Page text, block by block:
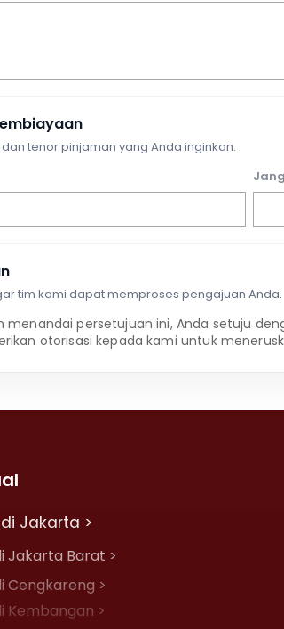
dan tenor pinjaman yang Anda inginkan.
tim kami dapat memproses pengajuan Anda.
menandai persetujuan ini, Anda setuju
otorisasi kepada kami untuk
Jakarta >
Jakarta Barat >
Cengkareng >
Kembangan >